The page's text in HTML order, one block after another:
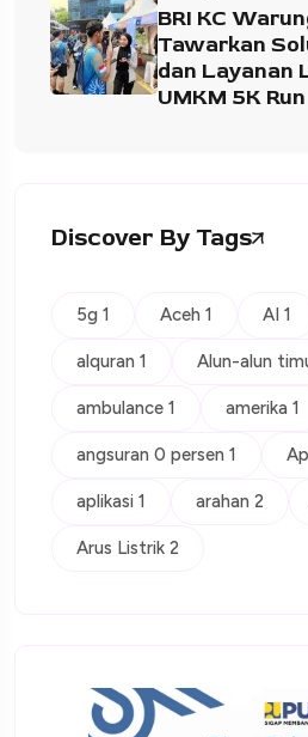
BRI KC
Tawarkan
dan Layanan
UMKM 5K Run
Discover By Tags
5g 1 Aceh 1 AI 1
alquran 1 Alun-alun
ambulance 1 amerika 1
angsuran 0 persen 1
aplikasi 1 arahan 2
Arus Listrik 2